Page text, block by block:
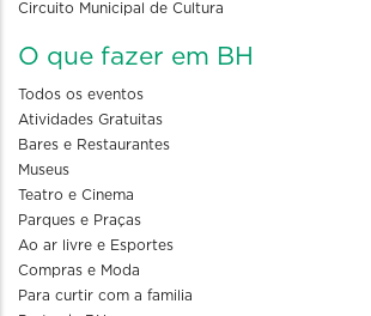
Circuito Municipal de Cultura
O que fazer em BH
Todos os eventos
Atividades Gratuitas
Bares e Restaurantes
Museus
Teatro e Cinema
Parques e Praças
Ao ar livre e Esportes
Compras e Moda
Para curtir com a familia